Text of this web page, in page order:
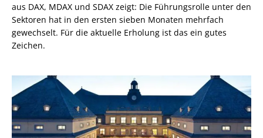
aus DAX, MDAX und SDAX zeigt: Die Führungsrolle unter den
Sektoren hat in den ersten sieben Monaten mehrfach
gewechselt. Für die aktuelle Erholung ist das ein gutes
Zeichen.